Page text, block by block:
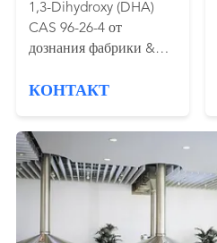
1,3-Dihydroxy (DHA)
CAS 96-26-4 от
дознания фабрики &
источников Китая:
biogroup.com
КОНТАКТ